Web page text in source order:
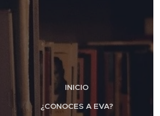
INICIO
¿CONOCES A EVA?